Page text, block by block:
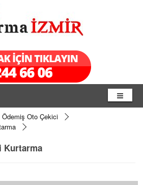
Ödemiş Oto Çekici
Kurtarma